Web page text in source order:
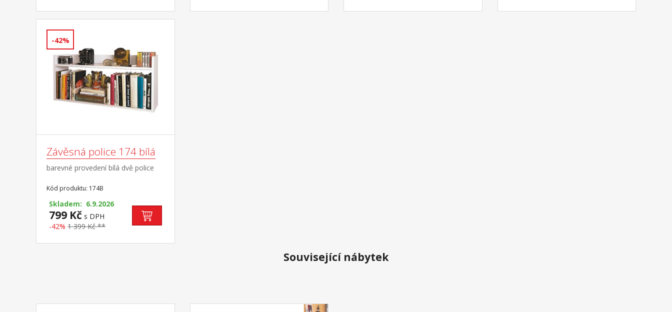
-42%
Závěsná police 174 bílá
barevné provedení bílá dvě police
Kód produktu: 174B
Skladem: 6.9.2026
799 Kč s DPH
-42% 1 399 Kč **
Související nábytek